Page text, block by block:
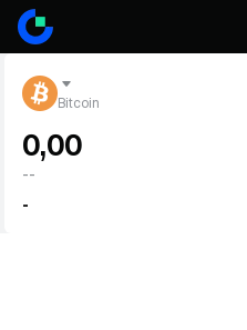
Bitcoin
0,00
--
-